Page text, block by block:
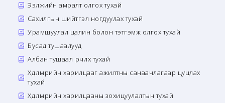
Ээлжийн амралт олгох тухай
Сахилгын шийтгэл ногдуулах тухай
Урамшуулал цалин болон тэтгэмж олгох тухай
Бусад тушаалууд
Албан тушаал өөрчлөх тухай
Хөдөлмөрийн харилцааг ажилтны санаачлагаар цуцлах
тухай
Хөдөлмөрийн харилцааны зохицуулалтын тухай